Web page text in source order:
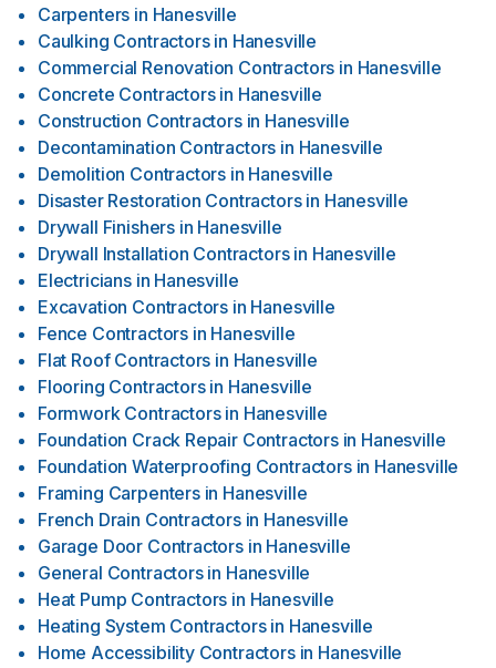
Carpenters in Hanesville
Caulking Contractors in Hanesville
Commercial Renovation Contractors in Hanesville
Concrete Contractors in Hanesville
Construction Contractors in Hanesville
Decontamination Contractors in Hanesville
Demolition Contractors in Hanesville
Disaster Restoration Contractors in Hanesville
Drywall Finishers in Hanesville
Drywall Installation Contractors in Hanesville
Electricians in Hanesville
Excavation Contractors in Hanesville
Fence Contractors in Hanesville
Flat Roof Contractors in Hanesville
Flooring Contractors in Hanesville
Formwork Contractors in Hanesville
Foundation Crack Repair Contractors in Hanesville
Foundation Waterproofing Contractors in Hanesville
Framing Carpenters in Hanesville
French Drain Contractors in Hanesville
Garage Door Contractors in Hanesville
General Contractors in Hanesville
Heat Pump Contractors in Hanesville
Heating System Contractors in Hanesville
Home Accessibility Contractors in Hanesville